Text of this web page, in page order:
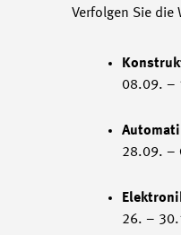
Verfolgen Sie die
08.09. –
28.09. –
26. –